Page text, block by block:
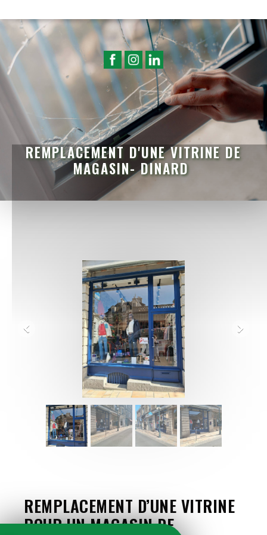
REMPLACEMENT D'UNE VITRINE DE
MAGASIN- DINARD
REMPLACEMENT D’UNE VITRINE
POUR UN MAGASIN DE